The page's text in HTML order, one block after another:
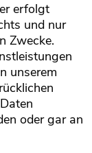
erfolgt
und nur
Zwecke.
unserem
oder gar an